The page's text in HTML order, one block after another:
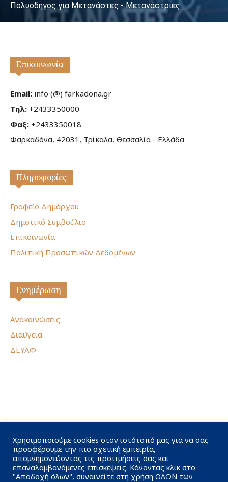
Πολυοδηγός για Μετανάστες - Μετανάστριες
Επικοινωνία
Email: info (@) farkadona.gr
Τηλ: +2433350000
Φαξ: +2433350018
Φαρκαδόνα, 42031, Τρίκαλα, Θεσσαλία - Ελλάδα
Πληροφορίες
Γραφείο Δημάρχου
Δημοτικό Συμβούλιο
Επικοινωνία
Πολιτική Προσωπικών Δεδομένων
Ενημέρωση
Ανακοινώσεις
Διαύγεια
ΔΕΥΑΦ
Χρησιμοποιούμε cookies στον ιστότοπό μας για να σας
προσφέρουμε την πιο σχετική εμπειρία,
απομνημονεύοντας τις προτιμήσεις σας και
επαναλαμβανόμενες επισκέψεις. Κάνοντας κλικ στο
"Αποδοχή όλων", συναινείτε στη χρήση ΟΛΩΝ των